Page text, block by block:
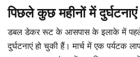
पिछले कुछ महीनों में दुर्घटनाएं
डबल डेकर रूट के आसपास के इलाके में पहले
दुर्घटनाएं हो चुकी हैं। मार्च में एक पर्यटक